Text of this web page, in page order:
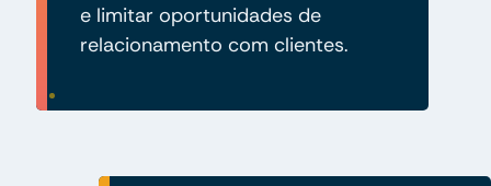
e limitar oportunidades de
relacionamento com clientes.